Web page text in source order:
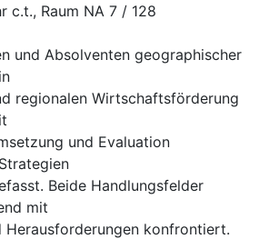
c.t., Raum NA 7 / 128
und Absolventen geographischer
regionalen Wirtschaftsförderung
und Evaluation
Beide Handlungsfelder
mit
Herausforderungen konfrontiert.